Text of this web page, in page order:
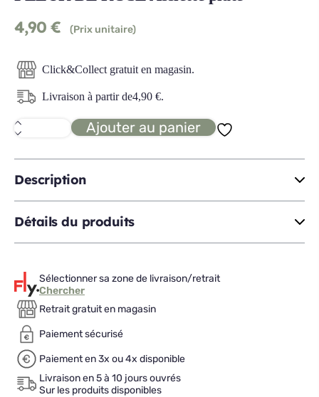
4,90 € (Prix unitaire)
Click&Collect gratuit en magasin.
Livraison à partir de4,90 €.
quantité
de
DE
ROSE
Assiette
plate
Ajouter au panier
Description
Détails du produits
Sélectionner sa zone de livraison/retrait
Chercher
Retrait gratuit en magasin
Paiement sécurisé
Paiement en 3x ou 4x disponible
Livraison en 5 à 10 jours ouvrés
Sur les produits disponibles